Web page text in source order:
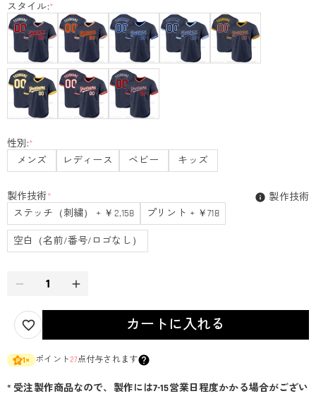
スタイル:*
性別:*
メンズ
レディース ベビー キッズ
製作技術*
ステッチ（刺繍） + ￥2,158
プリント + ￥718
空白（名前/番号/ロゴなし）
製作技術
カートに入れる
1× ポイント27点付与されます
* 受注製作商品なので、製作には7-15営業日程度かかる場合がござい